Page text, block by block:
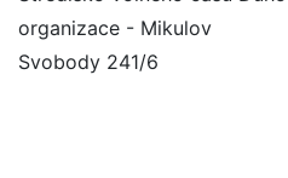
organizace - Mikulov
Svobody 241/6